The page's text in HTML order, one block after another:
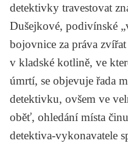
detektivky travestovat
Dušejkové, podivínské
bojovnice za práva
v kladské kotlině, ve
úmrtí, se objevuje řada
detektivku, ovšem ve
oběť, ohledání místa
detektiva-vykonavatele